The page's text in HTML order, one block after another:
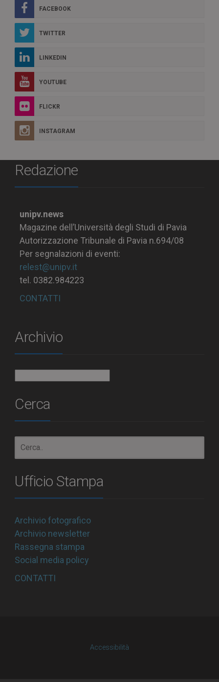
FACEBOOK
TWITTER
LINKEDIN
YOUTUBE
FLICKR
INSTAGRAM
Redazione
unipv.news
Magazine dell’Università degli Studi di Pavia
Autorizzazione Tribunale di Pavia n.694/08
Per segnalazioni di eventi:
relest@unipv.it
tel. 0382.984223
CONTATTI
Archivio
Cerca
Ufficio Stampa
Archivio fotografico
Archivio newsletter
Rassegna stampa
Social media policy
CONTATTI
Accessibilità